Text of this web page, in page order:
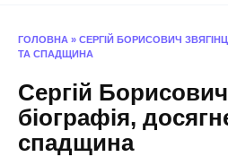
ГОЛОВНА » СЕРГІЙ БОРИСОВИЧ
ТА СПАДЩИНА
Сергій
біографія,
спадщина